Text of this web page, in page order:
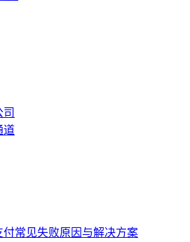
道
付常见失败原因与解决方案